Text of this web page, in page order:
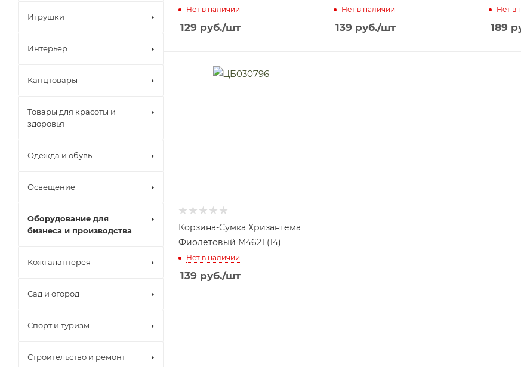
Нет в наличии
129 руб./шт
Нет в наличии
139 руб./шт
Нет в
189
Корзина-Сумка Хризантема
Фиолетовый М4621 (14)
Нет в наличии
139 руб./шт
Игрушки
Интерьер
Канцтовары
Товары для красоты и
здоровья
Одежда и обувь
Освещение
Оборудование для
бизнеса и производства
Кожгалантерея
Сад и огород
Спорт и туризм
Строительство и ремонт